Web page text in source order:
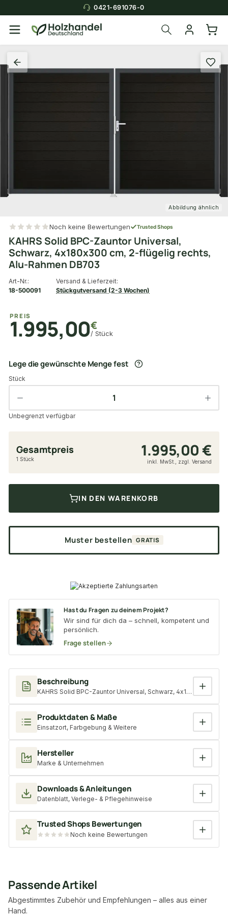
0421-691076-0
Abbildung ähnlich
Beschreibung
KAHRS Solid BPC-Zauntor Universal, Schwarz, 4x180x300
Produktdaten & Maße
Einsatzort, Farbgebung & Weitere
Hersteller
Marke & Unternehmen
Downloads & Anleitungen
Datenblatt, Verlege- & Pflegehinweise
Trusted Shops Bewertungen
Noch keine Bewertungen
Noch keine Bewertungen Trusted Shops
KAHRS Solid BPC-Zauntor Universal,
Schwarz, 4x180x300 cm, 2-flügelig rechts,
Alu-Rahmen DB703
Art-Nr.:
18-500091
Versand & Lieferzeit:
Stückgutversand (2-3 Wochen)
PREIS
1.995,00€
/ Stück
Lege die gewünschte Menge fest
Stück
Unbegrenzt verfügbar
Gesamtpreis 1.995,00 €
1 Stück inkl. MwSt., zzgl. Versand
IN DEN WARENKORB
Muster bestellen GRATIS
Hast du Fragen zu deinem Projekt?
Wir sind für dich da – schnell, kompetent und
persönlich.
Frage stellen
Passende Artikel
Abgestimmtes Zubehör und Empfehlungen – alles aus einer
Hand.